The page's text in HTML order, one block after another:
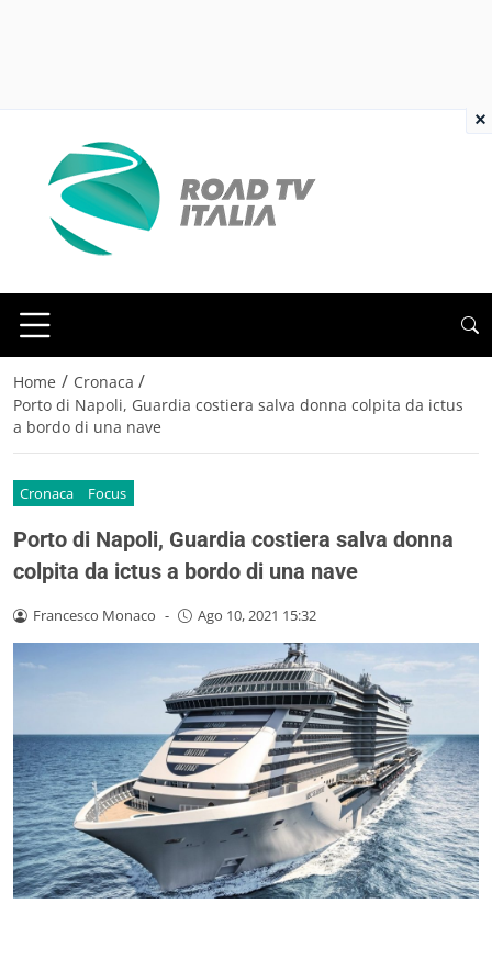
Home / Cronaca /
Porto di Napoli, Guardia costiera salva donna colpita da ictus
a bordo di una nave
Cronaca Focus
Porto di Napoli, Guardia costiera salva donna
colpita da ictus a bordo di una nave
Francesco Monaco - Ago 10, 2021 15:32
×